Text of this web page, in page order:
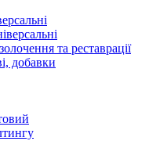
та реставрації
добавки